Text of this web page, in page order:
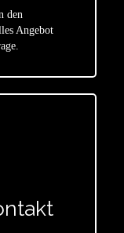
den
Angebot